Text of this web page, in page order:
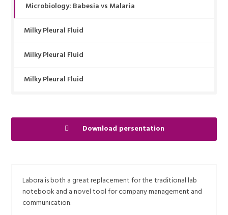
Microbiology: Babesia vs Malaria
Milky Pleural Fluid
Milky Pleural Fluid
Milky Pleural Fluid
Download persentation
Labora is both a great replacement for the traditional lab
notebook and a novel tool for company management and
communication.